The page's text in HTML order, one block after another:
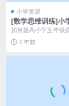
小学资源
[数学思维训练]小
册竞赛数学同步课
版 MP4视频，百
如何提高小学五年级
绩，孩子的数学成绩
课本的知识都会，稍微
2 年前